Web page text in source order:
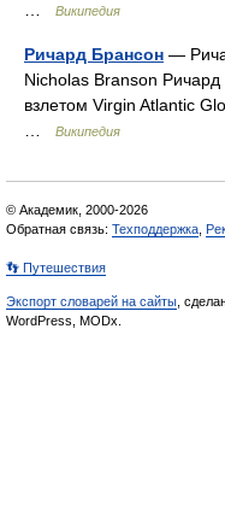
Википедия
Ричард Брансон —
Nicholas Branson
взлетом Virgin Atlantic
Википедия
© Академик, 2000-2026
Обратная связь: Техподдержка
👣 Путешествия
Экспорт словарей на сайты ,
WordPress, MODx.